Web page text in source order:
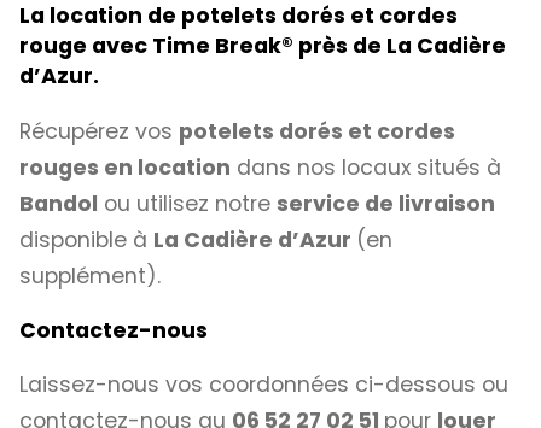
La location de potelets dorés et cordes
rouge avec Time Break® près de La Cadière
d’Azur.
Récupérez vos potelets dorés et cordes
rouges en location dans nos locaux situés à
Bandol ou utilisez notre service de livraison
disponible à La Cadière d’Azur (en
supplément).
Contactez-nous
Laissez-nous vos coordonnées ci-dessous ou
contactez-nous au 06 52 27 02 51 pour louer